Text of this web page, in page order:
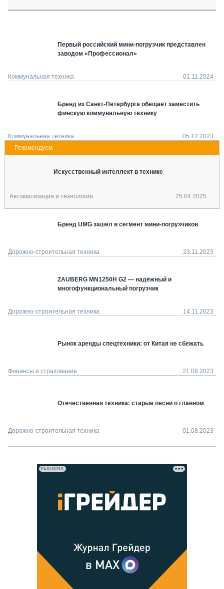
СТАТЬИ ПО КАТЕГОРИЯМ ТЕХНИКИ
Первый российский мини-погрузчик представлен
заводом «Профессионал»
Коммунальная техника 01.11.2024
Бренд из Санкт-Петербурга обещает заместить
финскую коммунальную технику
Коммунальная техника 05.12.2023
Искусственный интеллект в технике
Автоматизация и технологии 25.04.2025
Бренд UMG зашёл в сегмент мини-погрузчиков
Дорожно-строительная техника 23.11.2023
ZAUBERG MN1250H G2 — надёжный и
многофункциональный погрузчик
Дорожно-строительная техника 14.11.2023
Рынок аренды спецтехники: от Китая не сбежать
Финансы и страхование 21.08.2023
Отечественная техника: старые песни о главном
Дорожно-строительная техника 01.08.2023
РЕКЛАМА